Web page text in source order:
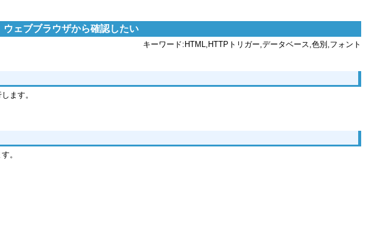
ェブブラウザから確認したい
キーワード:HTML,HTTPトリガー,データベース,色別,フォント
ます。
。